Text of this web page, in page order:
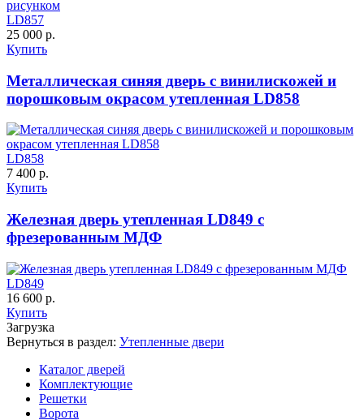
C63
C67
LD857
25 000 р.
Купить
Металлическая синяя дверь с винилискожей и
порошковым окрасом утепленная LD858
LD858
7 400 р.
Купить
Железная дверь утепленная LD849 с
фрезерованным МДФ
LD849
16 600 р.
Купить
Загрузка
Вернуться в раздел: Утепленные двери
Каталог дверей
Комплектующие
Решетки
Ворота